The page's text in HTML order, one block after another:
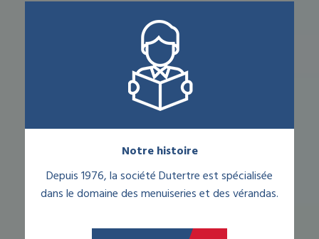
Notre histoire
Depuis 1976, la société Dutertre est spécialisée
dans le domaine des menuiseries et des vérandas.